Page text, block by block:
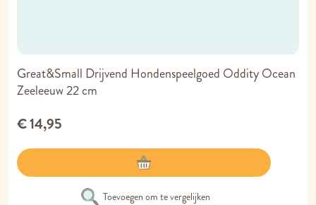
Great&Small Drijvend Hondenspeelgoed Oddity Ocean
Zeeleeuw 22 cm
€ 14,95
Toevoegen om te vergelijken